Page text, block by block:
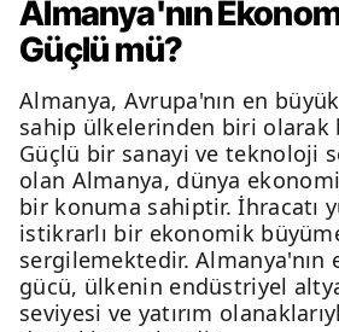
Almanya'nın
Güçlü mü?
Almanya, Avrupa'nın en
sahip ülkelerinden biri olarak
Güçlü bir sanayi ve teknoloji
olan Almanya, dünya
bir konuma sahiptir. İhracatı
istikrarlı bir ekonomik
sergilemektedir. Almanya'nın
gücü, ülkenin endüstriyel
seviyesi ve yatırım